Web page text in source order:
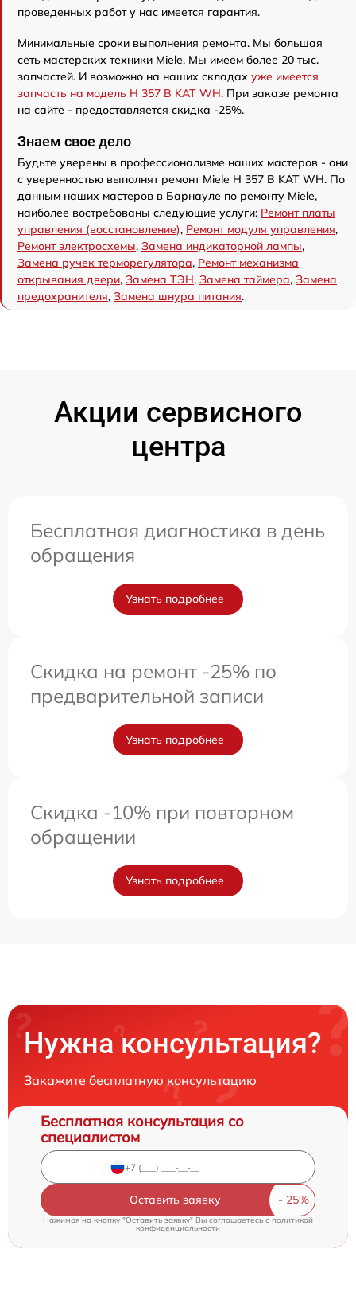
проведенных работ у нас имеется гарантия.
Минимальные сроки выполнения ремонта. Мы большая
сеть мастерских техники Miele. Мы имеем более 20 тыс.
запчастей. И возможно на наших складах уже имеется
запчасть на модель H 357 B KAT WH. При заказе ремонта
на сайте - предоставляется скидка -25%.
Знаем свое дело
Будьте уверены в профессионализме наших мастеров - они
с уверенностью выполнят ремонт Miele H 357 B KAT WH. По
данным наших мастеров в Барнауле по ремонту Miele,
наиболее востребованы следующие услуги: Ремонт платы
управления (восстановление), Ремонт модуля управления,
Ремонт электросхемы, Замена индикаторной лампы,
Замена ручек терморегулятора, Ремонт механизма
открывания двери, Замена ТЭН, Замена таймера, Замена
предохранителя, Замена шнура питания.
Акции сервисного
центра
Бесплатная диагностика в день
обращения
Узнать подробнее
Скидка на ремонт -25% по
предварительной записи
Узнать подробнее
Скидка -10% при повторном
обращении
Узнать подробнее
Нужна консультация?
Закажите бесплатную консультацию
Бесплатная консультация со
специалистом
Оставить заявку
Нажимая на кнопку "Оставить заявку" Вы соглашаетесь cполитикой
конфиденциальности